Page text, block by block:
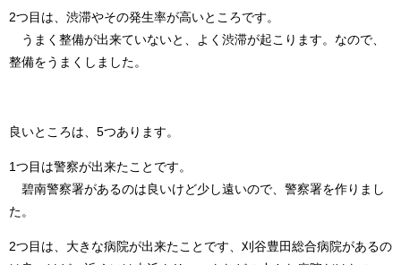
2つ目は、渋滞やその発生率が高いところです。
うまく整備が出来ていないと、よく渋滞が起こります。なので、
整備をうまくしました。
良いところは、5つあります。
1つ目は警察が出来たことです。
碧南警察署があるのは良いけど少し遠いので、警察署を作りまし
た。
2つ目は、大きな病院が出来たことです、刈谷豊田総合病院があるの